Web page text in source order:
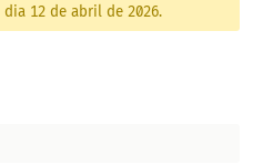
12 de abril de 2026.